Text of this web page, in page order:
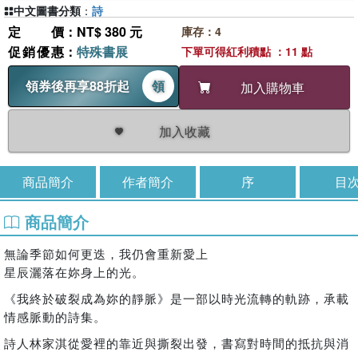
定價 ：NT$ 380 元
促銷優惠 ： 特殊書展
領券後再享88折起
領 加入購物車
加入收藏
庫存：4
下單可得紅利積點 ：11 點
中文圖書分類 ： 詩
商品簡介 作者簡介 序 目
商品簡介
無論季節如何更迭，我仍會重新愛上
星辰灑落在妳身上的光。
《我終於破裂成為妳的靜脈》是一部以時光流轉的軌跡，承載
情感脈動的詩集。
詩人林家淇從愛裡的靠近與撕裂出發，書寫對時間的抵抗與消